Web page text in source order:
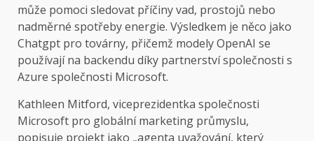
může pomoci sledovat příčiny vad, prostojů nebo
nadměrné spotřeby energie. Výsledkem je něco jako
Chatgpt pro továrny, přičemž modely OpenAI se
používají na backendu díky partnerství společnosti s
Azure společnosti Microsoft.
Kathleen Mitford, viceprezidentka společnosti
Microsoft pro globální marketing průmyslu,
popisuje projekt jako „agenta uvažování, který